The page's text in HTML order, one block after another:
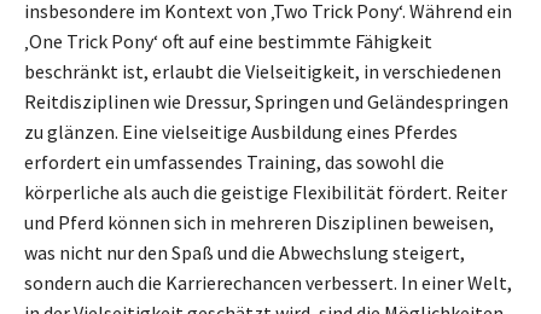
insbesondere im Kontext von ‚Two Trick Pony‘. Während ein
‚One Trick Pony‘ oft auf eine bestimmte Fähigkeit
beschränkt ist, erlaubt die Vielseitigkeit, in verschiedenen
Reitdisziplinen wie Dressur, Springen und Geländespringen
zu glänzen. Eine vielseitige Ausbildung eines Pferdes
erfordert ein umfassendes Training, das sowohl die
körperliche als auch die geistige Flexibilität fördert. Reiter
und Pferd können sich in mehreren Disziplinen beweisen,
was nicht nur den Spaß und die Abwechslung steigert,
sondern auch die Karrierechancen verbessert. In einer Welt,